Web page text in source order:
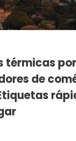
térmicas
de